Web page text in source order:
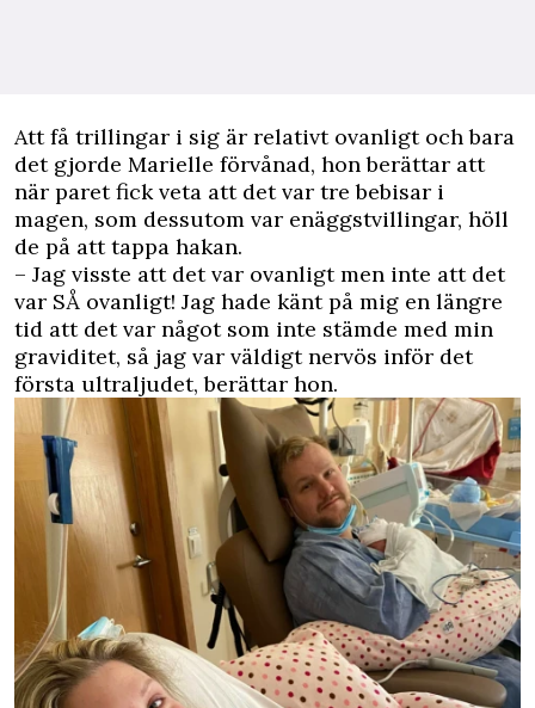
Att få trillingar i sig är relativt ovanligt och bara
det gjorde Marielle förvånad, hon berättar att
när paret fick veta att det var tre bebisar i
magen, som dessutom var enäggstvillingar, höll
de på att tappa hakan.
– Jag visste att det var ovanligt men inte att det
var SÅ ovanligt! Jag hade känt på mig en längre
tid att det var något som inte stämde med min
graviditet, så jag var väldigt nervös inför det
första ultraljudet, berättar hon.